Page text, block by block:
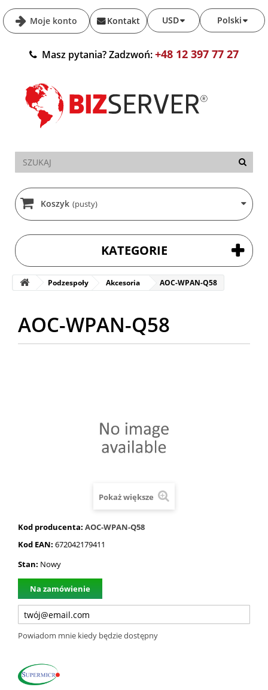
Moje konto Polski
USD
Kontakt
Masz pytania? Zadzwoń:+48 12 397 77 27
Koszyk (pusty)
KATEGORIE
Podzespoły Akcesoria AOC-WPAN-Q58
AOC-WPAN-Q58
Pokaż większe
Kod producenta: AOC-WPAN-Q58
Kod EAN: 672042179411
Stan: Nowy
Na zamówienie
Powiadom mnie kiedy będzie dostępny